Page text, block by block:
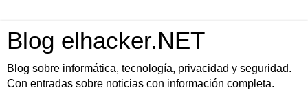
Blog elhacker.NET
Blog sobre informática, tecnología, privacidad y seguridad.
Con entradas sobre noticias con información completa.